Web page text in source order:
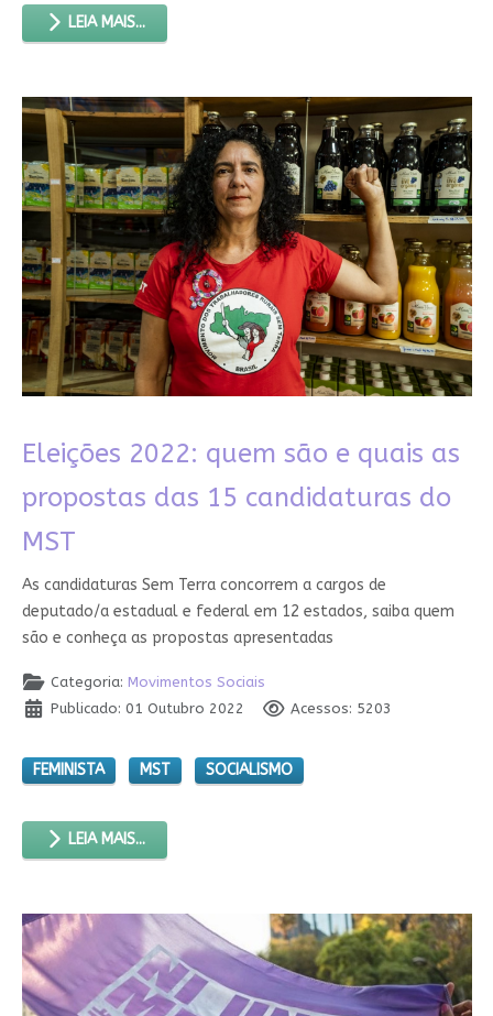
LEIA MAIS...
Eleições 2022: quem são e quais as
propostas das 15 candidaturas do
MST
As candidaturas Sem Terra concorrem a cargos de
deputado/a estadual e federal em 12 estados, saiba quem
são e conheça as propostas apresentadas
Categoria: Movimentos Sociais
Publicado: 01 Outubro 2022
Acessos: 5203
FEMINISTA MST SOCIALISMO
LEIA MAIS...